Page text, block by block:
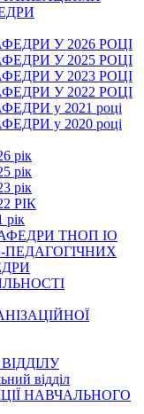
У 2026 РОЦІ
У 2025 РОЦІ
У 2023 РОЦІ
У 2022 РОЦІ
у 2021 році
у 2020 році
рік
рік
рік
РІК
ТНОП ІО
вiддiл
НАВЧАЛЬНОГО